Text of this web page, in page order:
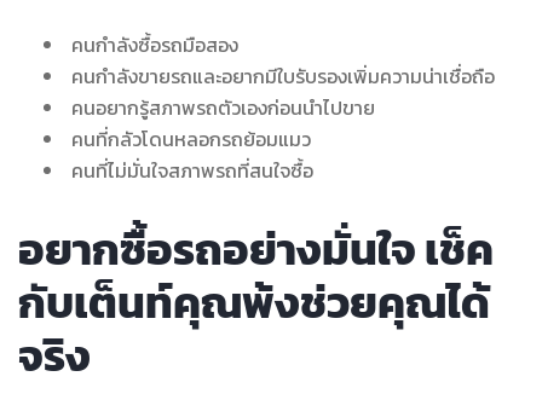
คนกำลังซื้อรถมือสอง
คนกำลังขายรถและอยากมีใบรับรองเพิ่มความน่าเชื่อถือ
คนอยากรู้สภาพรถตัวเองก่อนนำไปขาย
คนที่กลัวโดนหลอกรถย้อมแมว
คนที่ไม่มั่นใจสภาพรถที่สนใจซื้อ
อยากซื้อรถอย่างมั่นใจ เช็ค
กับเต็นท์คุณพ้งช่วยคุณได้
จริง